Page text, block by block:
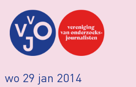
wo 29 jan 2014